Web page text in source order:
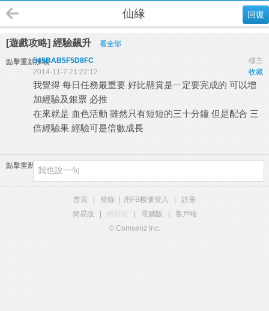
回復
仙緣
[遊戲攻略] 經驗飆升 看全部
點擊重新加載 樓主
545BAB5F5D8FC
收藏
2014-11-7 21:22:12
我覺得 每日任務最重要 好比懸賞是ㄧ定要完成的 可以增
加經驗及銀票 必推
在來就是 血色活動 雖然只有短短的三十分鐘 但是配合 三
倍經驗果 經驗可是倍數成長
點擊重新加載
首頁 登錄 用FB帳號登入
註冊
簡易版
電腦版
客戶端
© Comsenz Inc.